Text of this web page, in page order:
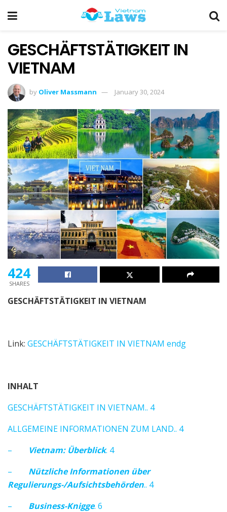
GESCHÄFTSTÄTIGKEIT IN
VIETNAM
by Oliver Massmann January 30, 2024
424
SHARES
GESCHÄFTSTÄTIGKEIT IN VIETNAM
Link: GESCHÄFTSTÄTIGKEIT IN VIETNAM endg
INHALT
GESCHÄFTSTÄTIGKEIT IN VIETNAM.. 4
ALLGEMEINE INFORMATIONEN ZUM LAND.. 4
–
Vietnam: Überblick. 4
– Nützliche Informationen über
Regulierungs-/Aufsichtsbehörden.. 4
– Business-Knigge. 6